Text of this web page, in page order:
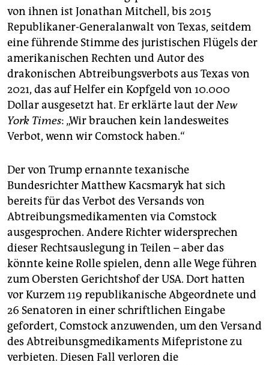
von ihnen ist Jonathan Mitchell, bis 2015
Republikaner-Generalanwalt von Texas, seitdem
eine führende Stimme des juristischen Flügels der
amerikanischen Rechten und Autor des
drakonischen Abtreibungsverbots aus Texas von
2021, das auf Helfer ein Kopfgeld von 10.000
Dollar ausgesetzt hat. Er erklärte laut derNew
York Times: „Wir brauchen kein landesweites
Verbot, wenn wir Comstock haben.“
Der von Trump ernannte texanische
Bundesrichter Matthew Kacsmaryk hat sich
bereits für das Verbot des Versands von
Abtreibungsmedikamenten via Comstock
ausgesprochen. Andere Richter widersprechen
dieser Rechtsauslegung in Teilen – aber das
könnte keine Rolle spielen, denn alle Wege führen
zum Obersten Gerichtshof der USA. Dort hatten
vor Kurzem 119 republikanische Abgeordnete und
26 Senatoren in einer schriftlichen Eingabe
gefordert, Comstock anzuwenden, um den Versand
des Abtreibunsgmedikaments Mifepristone zu
verbieten. Diesen Fall verloren die